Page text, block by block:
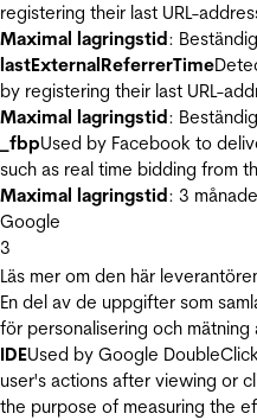
registering their last URL-
Maximal lagringstid: Beständig
lastExternalReferrerTime
by registering their last URL-
Maximal lagringstid: Beständig
_fbpUsed by Facebook to
such as real time bidding from
Maximal lagringstid: 3
Google
3
Läs mer om den här
En del av de uppgifter som
för personalisering och
IDEUsed by Google
user's actions after viewing or
the purpose of measuring the